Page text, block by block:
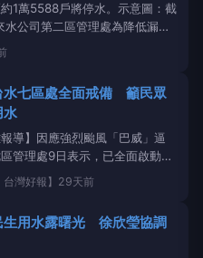
1萬5588戶將停水。示意圖：截
公司第二區管理處為降低漏水
辦理「石門場內幼獅
21日上午8時起至22日凌晨5時
水七區處全面戒備 籲民眾
水
報導】因應強烈颱風「巴威」逼
管理處9日表示，已全面啟動防
掌握颱風動態，並完成
作業，全力維持
台水七區處指出，受到颱風豪雨
灣好報】 29天前
生用水露曙光 徐欣瑩協調